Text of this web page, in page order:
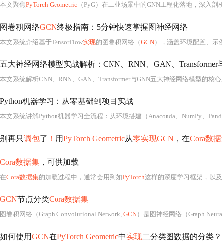
本文聚焦PyTorch Geometric （PyG）在工业场景中的GNN工程化落地，深入剖析
图卷积网络GCN终极指南：5分钟快速掌握图神经网络
本文系统介绍基于TensorFlow实现的图卷积网络（GCN），涵盖环境配置、示
本文系统解析CNN、RNN、GAN、Transformer与GNN五大神经网络模型的核
Python机器学习：从零基础到项目实战
别再只调包了 ！ 用PyTorch Geometric从零实现GCN ，在Cora数
Cora数据集 ，可供加载
在Cora数据集的加载过程中，通常会用到如PyTorch这样的深度学习框架，以及
GCN节点分类Cora数据集
图卷积网络（Graph Convolutional Network, GCN）是图神经网络（Graph Neural Networks, GNNs）中最具代表性、理论基础最扎实且应用最广泛的模型之一，其核心思想是将传统卷积操作从欧几里得空间（如图像的二维网格）推广至非
如何使用GCN在PyTorch Geometric中实现二分类图数据的分类？